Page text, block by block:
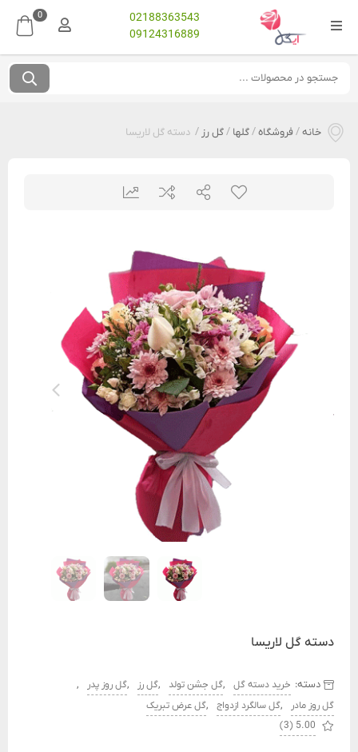
02188363543
09124316889
0
خانه/فروشگاه/گلها /گل رز / دسته گل لاریسا
دسته گل لاریسا
دسته: خرید دسته گل ,گل جشن تولد ,گل رز ,گل روز پدر ,
گل روز مادر ,گل سالگرد ازدواج ,گل عرض تبریک
5.00
(3)